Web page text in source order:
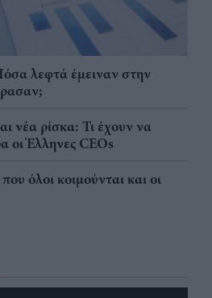
λεφτά έμειναν στην
νέα ρίσκα: Τι έχουν να
οι Έλληνες CEOs
όλοι κοιμούνται και οι